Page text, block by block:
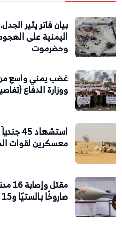
بيان فاتر يثير
اليمنية على
وحضرموت
غضب يمني واسع
ووزارة الدفاع
معسكرين لقوات
صاروخًا بالستيًا و15 طائرة مسيرة على مأرب